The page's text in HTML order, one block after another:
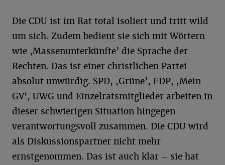
Die CDU ist im Rat total isoliert und tritt wild
um sich. Zudem bedient sie sich mit Wörtern
wie ,Massenunterkünfte’ die Sprache der
Rechten. Das ist einer christlichen Partei
absolut unwürdig. SPD, ,Grüne’, FDP, ,Mein
GV‘, UWG und Einzelratsmitglieder arbeiten in
dieser schwierigen Situation hingegen
verantwortungsvoll zusammen. Die CDU wird
als Diskussionspartner nicht mehr
ernstgenommen. Das ist auch klar – sie hat